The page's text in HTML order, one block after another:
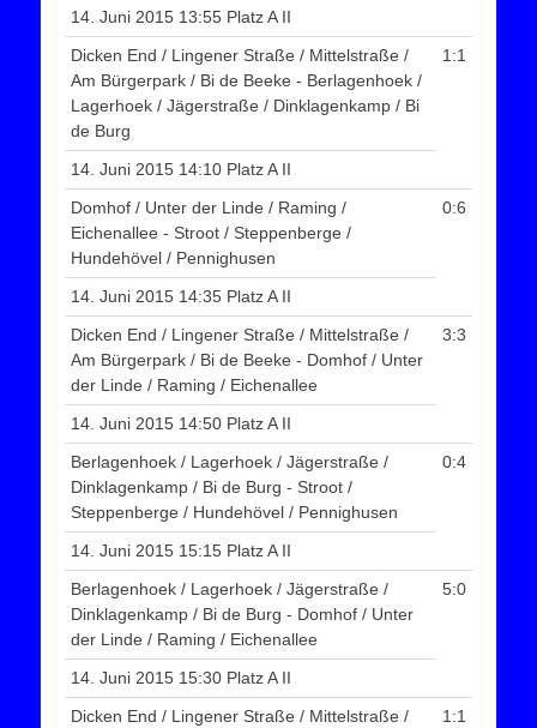
14. Juni 2015 13:55 Platz A II
Dicken End / Lingener Straße / Mittelstraße /
Am Bürgerpark / Bi de Beeke - Berlagenhoek /
Lagerhoek / Jägerstraße / Dinklagenkamp / Bi
de Burg
1:1
14. Juni 2015 14:10 Platz A II
Domhof / Unter der Linde / Raming /
Eichenallee - Stroot / Steppenberge /
Hundehövel / Pennighusen
0:6
14. Juni 2015 14:35 Platz A II
Dicken End / Lingener Straße / Mittelstraße /
Am Bürgerpark / Bi de Beeke - Domhof / Unter
der Linde / Raming / Eichenallee
3:3
14. Juni 2015 14:50 Platz A II
Berlagenhoek / Lagerhoek / Jägerstraße /
Dinklagenkamp / Bi de Burg - Stroot /
Steppenberge / Hundehövel / Pennighusen
0:4
14. Juni 2015 15:15 Platz A II
Berlagenhoek / Lagerhoek / Jägerstraße /
Dinklagenkamp / Bi de Burg - Domhof / Unter
der Linde / Raming / Eichenallee
5:0
14. Juni 2015 15:30 Platz A II
Dicken End / Lingener Straße / Mittelstraße /
1:1